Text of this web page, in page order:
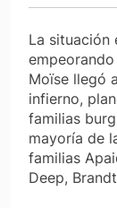
La situación
Moïse llegó
infierno,
familias
mayoría de
familias
Deep,